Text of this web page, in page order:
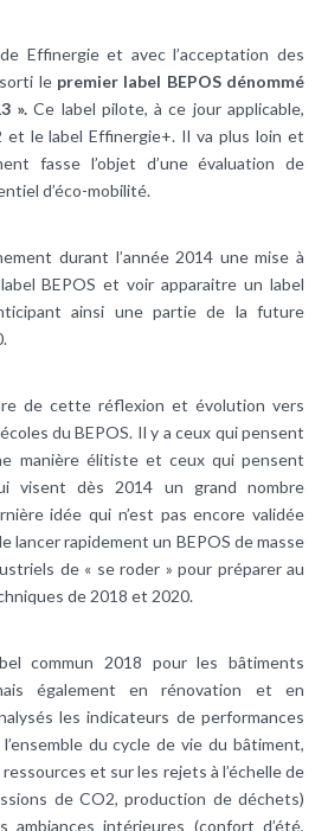
Effinergie et avec l’acceptation des
le premier label BEPOS dénommé
».Ce label pilote, à ce jour applicable,
et le label Effinergie+. Il va plus loin et
fasse l’objet d’une évaluation de
d’éco-mobilité.
durant l’année 2014 une mise à
BEPOS et voir apparaitre un label
ainsi une partie de la future
de cette réflexion et évolution vers
du BEPOS. Il y a ceux qui pensent
manière élitiste et ceux qui pensent
visent dès 2014 un grand nombre
idée qui n’est pas encore validée
lancer rapidement un BEPOS de masse
de « se roder » pour préparer au
de 2018 et 2020.
commun 2018 pour les bâtiments
également en rénovation et en
les indicateurs de performances
du cycle de vie du bâtiment,
et sur les rejets à l’échelle de
de CO2, production de déchets)
ambiances intérieures (confort d’été,